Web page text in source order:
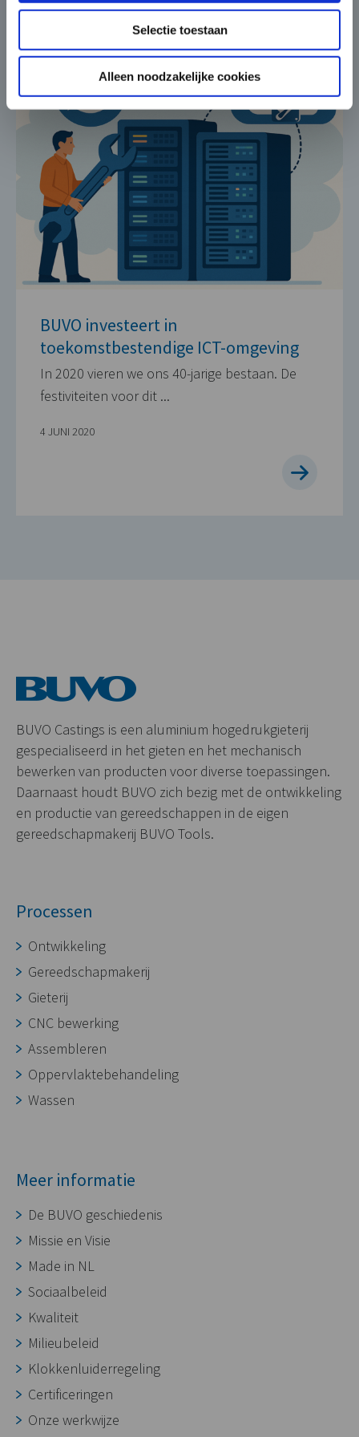
Selectie toestaan
Alleen noodzakelijke cookies
BUVO investeert in
toekomstbestendige ICT-omgeving
In 2020 vieren we ons 40-jarige bestaan. De
festiviteiten voor dit ...
4 JUNI 2020
BUVO Castings is een aluminium hogedrukgieterij
gespecialiseerd in het gieten en het mechanisch
bewerken van producten voor diverse toepassingen.
Daarnaast houdt BUVO zich bezig met de ontwikkeling
en productie van gereedschappen in de eigen
gereedschapmakerij BUVO Tools.
Processen
Ontwikkeling
Gereedschapmakerij
Gieterij
CNC bewerking
Assembleren
Oppervlaktebehandeling
Wassen
Meer informatie
De BUVO geschiedenis
Missie en Visie
Made in NL
Sociaalbeleid
Kwaliteit
Milieubeleid
Klokkenluiderregeling
Certificeringen
Onze werkwijze